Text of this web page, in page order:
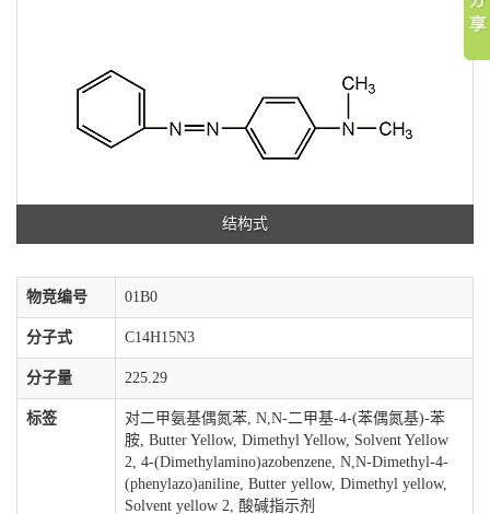
结构式
物竞编号 01B0
分子式 C14H15N3
分子量 225.29
标签
对二甲氨基偶氮苯, N,N-二甲基-4-(苯偶氮基)-苯
胺, Butter Yellow, Dimethyl Yellow, Solvent Yellow
2, 4-(Dimethylamino)azobenzene, N,N-Dimethyl-4-
(phenylazo)aniline, Butter yellow, Dimethyl yellow,
Solvent yellow 2, 酸碱指示剂